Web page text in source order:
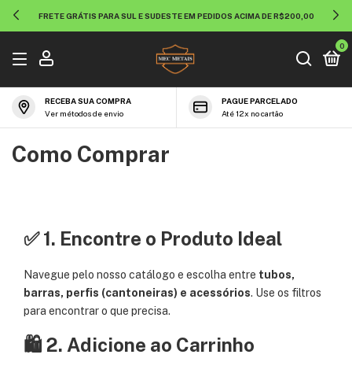
FRETE GRÁTIS PARA SUL E SUDESTE EM PEDIDOS ACIMA DE R$200,00
0
RECEBA SUA COMPRA
Ver métodos de envio
PAGUE PARCELADO
Até 12x no cartão
Como Comprar
✅ 1. Encontre o Produto Ideal
Navegue pelo nosso catálogo e escolha entre tubos,
barras, perfis (cantoneiras) e acessórios. Use os filtros
para encontrar o que precisa.
🛍 2. Adicione ao Carrinho